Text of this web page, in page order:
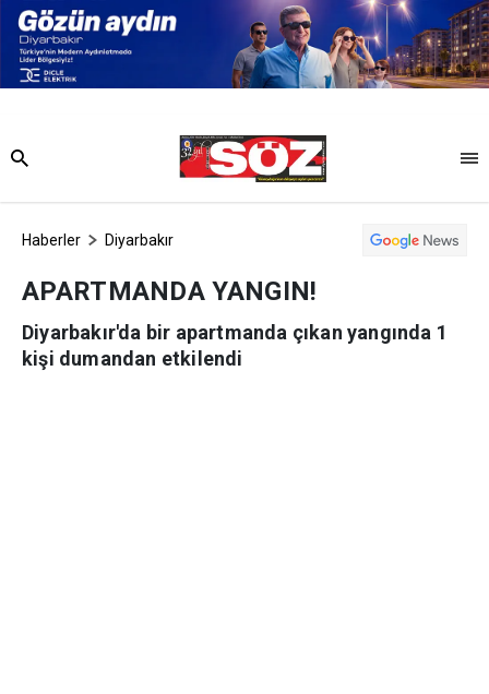
Haberler Diyarbakır
APARTMANDA YANGIN!
Diyarbakır'da bir apartmanda çıkan yangında 1
kişi dumandan etkilendi